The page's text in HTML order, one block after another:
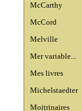
McCarthy
McCord
Melville
Mer variable...
Mes livres
Michelstaedter
Moitrinaires